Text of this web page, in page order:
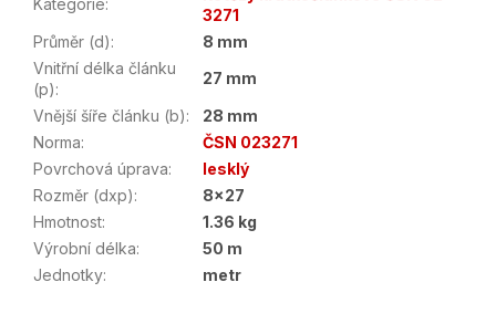
Kategorie:
3271
Průměr (d):
8 mm
Vnitřní délka článku
(p):
27 mm
Vnější šíře článku (b):
28 mm
Norma:
ČSN 023271
Povrchová úprava:
lesklý
Rozměr (dxp):
8x27
Hmotnost:
1.36 kg
Výrobní délka:
50 m
Jednotky: metr